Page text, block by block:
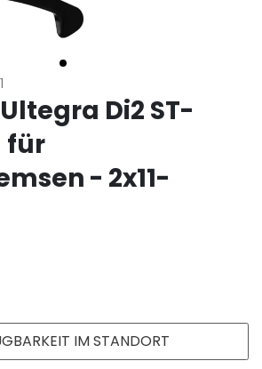
Di2 ST-
für
- 2x11-
IM STANDORT